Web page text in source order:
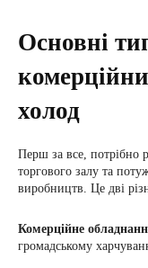
Основні
холод
Перш за все, потрібно
торгового залу та
виробництв. Це дві
Комерційне
громадському